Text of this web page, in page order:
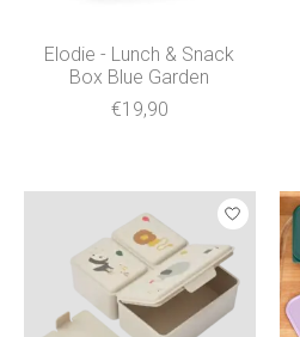
Elodie - Lunch & Snack
Box Blue Garden
€19,90